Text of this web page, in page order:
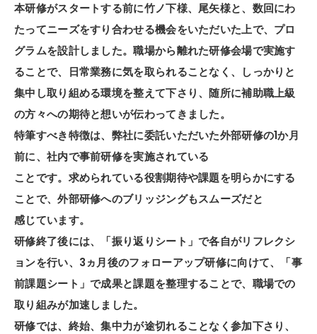
本研修がスタートする前に竹ノ下様、尾矢様と、数回にわ
たってニーズをすり合わせる機会をいただいた上で、プロ
グラムを設計しました。職場から離れた研修会場で実施す
ることで、日常業務に気を取られることなく、しっかりと
集中し取り組める環境を整えて下さり、随所に補助職上級
の方々への期待と想いが伝わってきました。
特筆すべき特徴は、弊社に委託いただいた外部研修の1か月
前に、社内で事前研修を実施されている
ことです。求められている役割期待や課題を明らかにする
ことで、外部研修へのブリッジングもスムーズだと
感じています。
研修終了後には、「振り返りシート」で各自がリフレクシ
ョンを行い、3ヵ月後のフォローアップ研修に向けて、「事
前課題シート」で成果と課題を整理することで、職場での
取り組みが加速しました。
研修では、終始、集中力が途切れることなく参加下さり、